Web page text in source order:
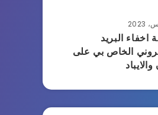
اخفاء البريد
الخاص بي على